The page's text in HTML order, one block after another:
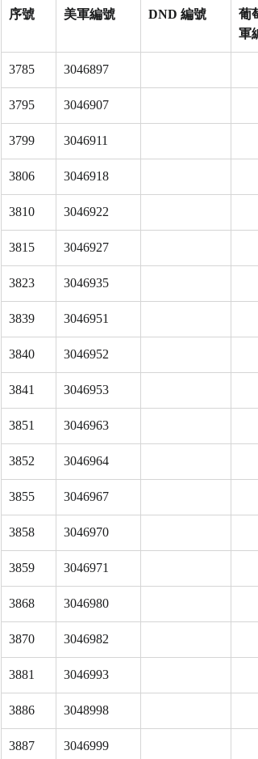
序號 美軍編號 DND 編號
葡
軍
3785 3046897
3795 3046907
3799 3046911
3806 3046918
3810 3046922
3815 3046927
3823 3046935
3839 3046951
3840 3046952
3841 3046953
3851 3046963
3852 3046964
3855 3046967
3858 3046970
3859 3046971
3868 3046980
3870 3046982
3881 3046993
3886 3048998
3887 3046999